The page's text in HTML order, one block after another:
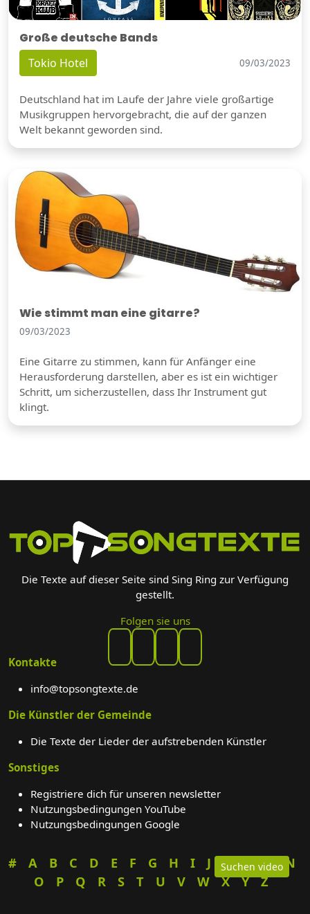
Suchen video
Große deutsche Bands
Tokio Hotel 09/03/2023
Deutschland hat im Laufe der Jahre viele großartige
Musikgruppen hervorgebracht, die auf der ganzen
Welt bekannt geworden sind.
Wie stimmt man eine gitarre?
09/03/2023
Eine Gitarre zu stimmen, kann für Anfänger eine
Herausforderung darstellen, aber es ist ein wichtiger
Schritt, um sicherzustellen, dass Ihr Instrument gut
klingt.
Die Texte auf dieser Seite sind Sing Ring zur Verfügung
gestellt.
Folgen sie uns
Kontakte
info@topsongtexte.de
Die Künstler der Gemeinde
Die Texte der Lieder der aufstrebenden Künstler
Sonstiges
Registriere dich für unseren newsletter
Nutzungsbedingungen YouTube
Nutzungsbedingungen Google
# A B C D E F G H I J K L M
N
O
P Q R S T U V W X Y Z